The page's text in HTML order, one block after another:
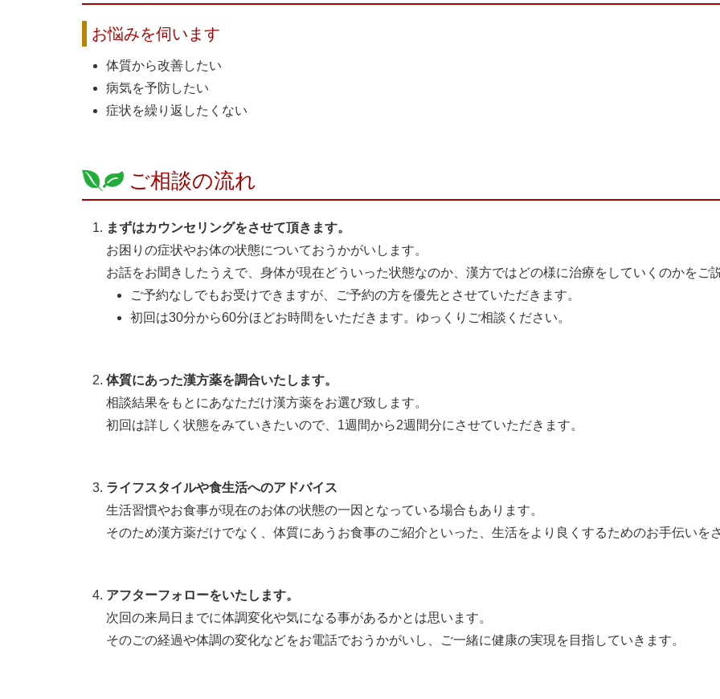
お悩みを伺います
体質から改善したい
病気を予防したい
症状を繰り返したくない
ご相談の流れ
まずはカウンセリングをさせて頂きます。
お困りの症状やお体の状態についておうかがいします。
お話をお聞きしたうえで、身体が現在どういった状態なのか、漢方ではどの様に治療をしていくのかをご
ご予約なしでもお受けできますが、ご予約の方を優先とさせていただきます。
初回は30分から60分ほどお時間をいただきます。ゆっくりご相談ください。
体質にあった漢方薬を調合いたします。
相談結果をもとにあなただけ漢方薬をお選び致します。
初回は詳しく状態をみていきたいので、1週間から2週間分にさせていただきます。
ライフスタイルや食生活へのアドバイス
生活習慣やお食事が現在のお体の状態の一因となっている場合もあります。
そのため漢方薬だけでなく、体質にあうお食事のご紹介といった、生活をより良くするためのお手伝いを
アフターフォローをいたします。
次回の来局日までに体調変化や気になる事があるかとは思います。
そのごの経過や体調の変化などをお電話でおうかがいし、ご一緒に健康の実現を目指していきます。